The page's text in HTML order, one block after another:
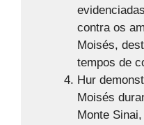
contra os
Moisés,
tempos de
Hur
Moisés
Monte